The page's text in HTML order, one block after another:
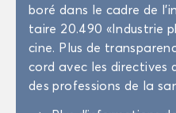
bo­ré dans le cadre de
taire 20.490 «In­dus­trie
cine. Plus de
cord avec les di­rec­tives
des pro­fes­sions de la